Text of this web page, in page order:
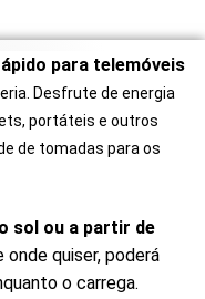
para telemóveis
Desfrute de energia
portáteis e outros
de tomadas para os
sol ou a partir de
onde quiser, poderá
o carrega.